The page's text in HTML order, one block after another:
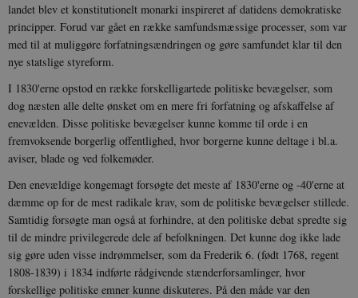
landet blev et konstitutionelt monarki inspireret af datidens demokratiske
principper. Forud var gået en række samfundsmæssige processer, som var
med til at muliggøre forfatningsændringen og gøre samfundet klar til den
nye statslige styreform.
I 1830'erne opstod en række forskelligartede politiske bevægelser, som
dog næsten alle delte ønsket om en mere fri forfatning og afskaffelse af
enevælden. Disse politiske bevægelser kunne komme til orde i en
fremvoksende borgerlig offentlighed, hvor borgerne kunne deltage i bl.a.
aviser, blade og ved folkemøder.
Den enevældige kongemagt forsøgte det meste af 1830'erne og -40'erne at
dæmme op for de mest radikale krav, som de politiske bevægelser stillede.
Samtidig forsøgte man også at forhindre, at den politiske debat spredte sig
til de mindre privilegerede dele af befolkningen. Det kunne dog ikke lade
sig gøre uden visse indrømmelser, som da Frederik 6. (født 1768, regent
1808-1839) i 1834 indførte rådgivende stænderforsamlinger, hvor
forskellige politiske emner kunne diskuteres. På den måde var den